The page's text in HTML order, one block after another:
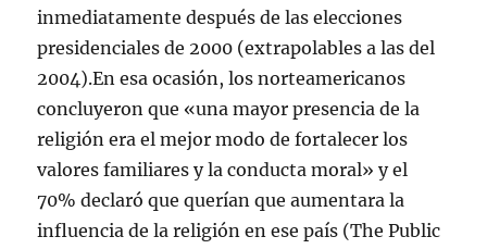
inmediatamente después de las elecciones
presidenciales de 2000 (extrapolables a las del
2004).En esa ocasión, los norteamericanos
concluyeron que «una mayor presencia de la
religión era el mejor modo de fortalecer los
valores familiares y la conducta moral» y el
70% declaró que querían que aumentara la
influencia de la religión en ese país (The Public